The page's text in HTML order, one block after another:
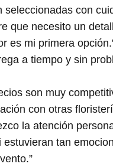
seleccionadas con
que necesito un
es mi primera
a tiempo y sin
son muy
con otras
la atención
estuvieran tan